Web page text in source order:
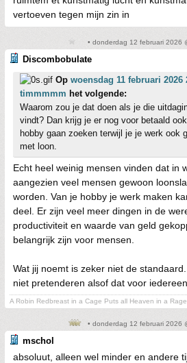
vertoeven tegen mijn zin in
• donderdag 12 februari 2026
Discombobulate
Op woensdag 11 februari 2026
timmmmm het volgende:
Waarom zou je dat doen als je die
vindt? Dan krijg je er nog voor betaald
hobby gaan zoeken terwijl je je werk ook
met loon.
Echt heel weinig mensen vinden dat in
aangezien veel mensen gewoon
worden. Van je hobby je werk maken
deel. Er zijn veel meer dingen in de
productiviteit en waarde van geld
belangrijk zijn voor mensen.
Wat jij noemt is zeker niet de
niet pretenderen alsof dat voor
A Robin Redbreast in a Cage Puts all Heaven in a Rage.
• donderdag 12 februari 2026
mschol
absoluut, alleen wel minder en andere